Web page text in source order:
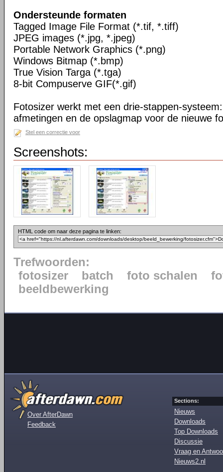
Ondersteunde formaten
Tagged Image File Format (*.tif, *.tiff)
JPEG images (*.jpg, *.jpeg)
Portable Network Graphics (*.png)
Windows Bitmap (*.bmp)
True Vision Targa (*.tga)
8-bit Compuserve GIF(*.gif)
Fotosizer werkt met een drie-stappen-
afmetingen en de opslagmap voor de nieuwe
Stel een correctie voor
Screenshots:
HTML code om naar deze pagina te linken:
Trefwoorden:
fotosizer
batch foto schalen
beeldbewerking
Over AfterDawn
Feedback
Sections:
Nieuws
Downloads
Top Downloads
Discussie
Vraag en
Nieuws2.nl